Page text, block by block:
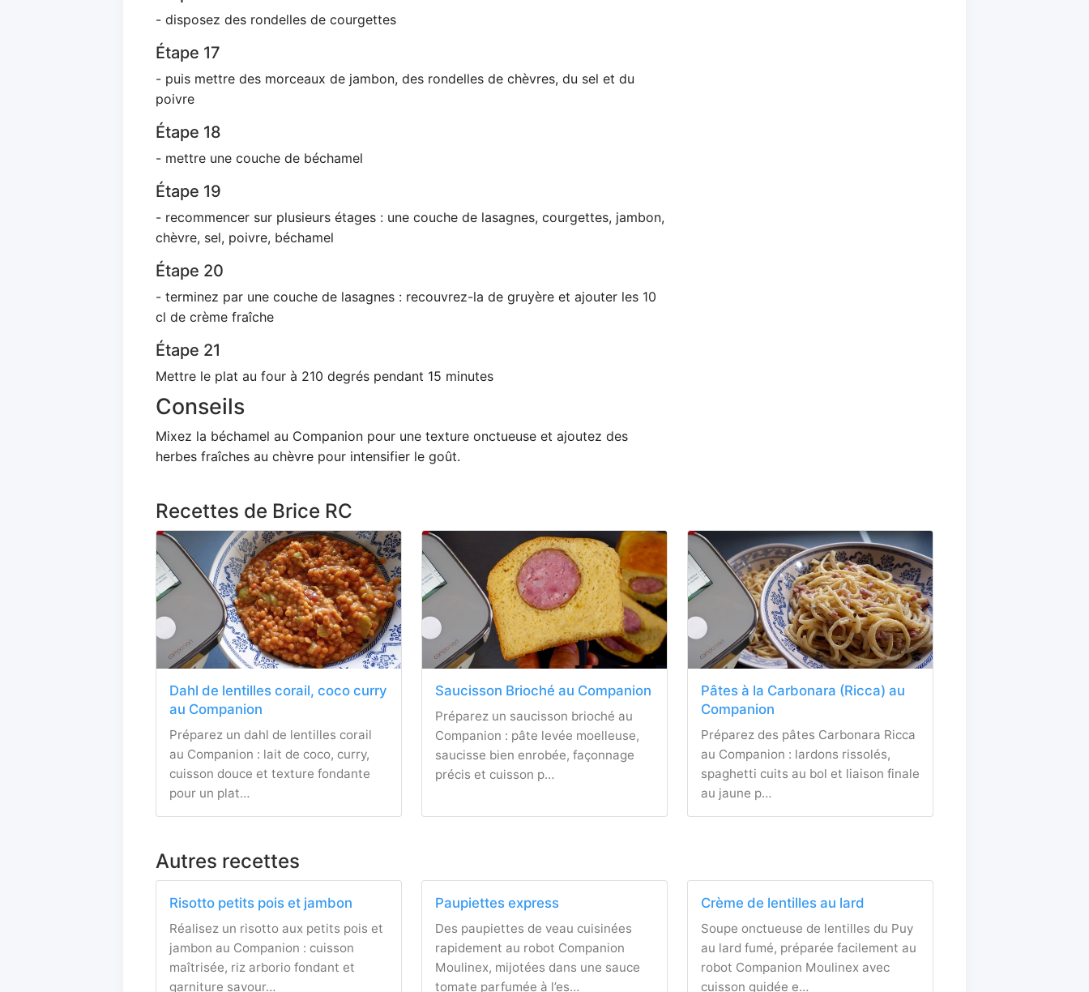
- disposez des rondelles de courgettes
Étape 17
- puis mettre des morceaux de jambon, des rondelles de chèvres, du sel et du
poivre
Étape 18
- mettre une couche de béchamel
Étape 19
- recommencer sur plusieurs étages : une couche de lasagnes, courgettes, jambon,
chèvre, sel, poivre, béchamel
Étape 20
- terminez par une couche de lasagnes : recouvrez-la de gruyère et ajouter les 10
cl de crème fraîche
Étape 21
Mettre le plat au four à 210 degrés pendant 15 minutes
Conseils
Mixez la béchamel au Companion pour une texture onctueuse et ajoutez des
herbes fraîches au chèvre pour intensifier le goût.
Recettes de Brice RC
Dahl de lentilles corail, coco curry
au Companion
Préparez un dahl de lentilles corail
au Companion : lait de coco, curry,
cuisson douce et texture fondante
pour un plat…
Saucisson Brioché au Companion
Préparez un saucisson brioché au
Companion : pâte levée moelleuse,
saucisse bien enrobée, façonnage
précis et cuisson p…
Pâtes à la Carbonara (Ricca) au
Companion
Préparez des pâtes Carbonara Ricca
au Companion : lardons rissolés,
spaghetti cuits au bol et liaison finale
au jaune p…
Autres recettes
Risotto petits pois et jambon
Réalisez un risotto aux petits pois et
jambon au Companion : cuisson
maîtrisée, riz arborio fondant et
garniture savour…
Paupiettes express
Des paupiettes de veau cuisinées
rapidement au robot Companion
Moulinex, mijotées dans une sauce
tomate parfumée à l’es…
Crème de lentilles au lard
Soupe onctueuse de lentilles du Puy
au lard fumé, préparée facilement au
robot Companion Moulinex avec
cuisson guidée e…